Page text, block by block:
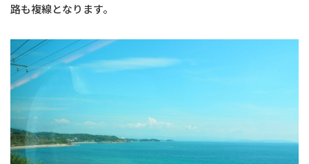
路も複線となります。